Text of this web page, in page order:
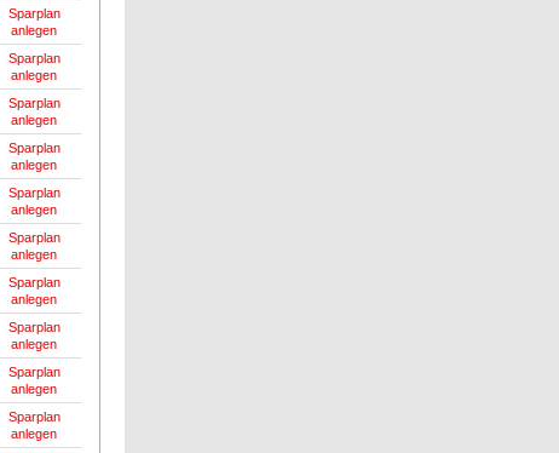
Sparplan
anlegen
Sparplan
anlegen
Sparplan
anlegen
Sparplan
anlegen
Sparplan
anlegen
Sparplan
anlegen
Sparplan
anlegen
Sparplan
anlegen
Sparplan
anlegen
Sparplan
anlegen